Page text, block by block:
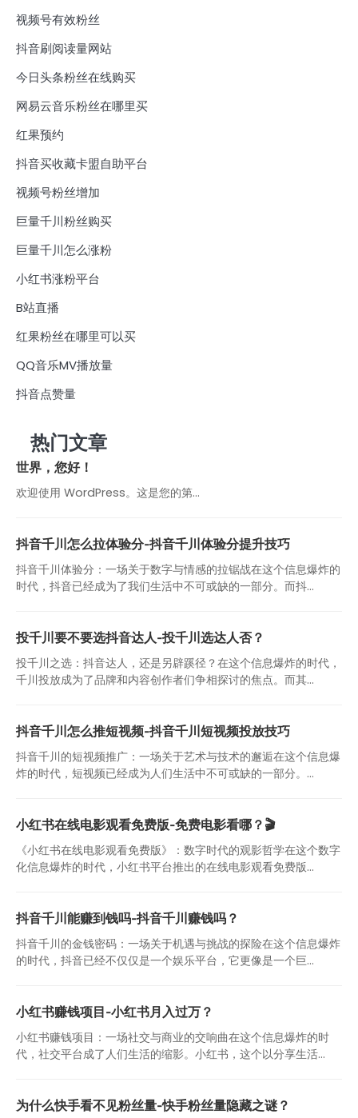
视频号有效粉丝
抖音刷阅读量网站
今日头条粉丝在线购买
网易云音乐粉丝在哪里买
红果预约
抖音买收藏卡盟自助平台
视频号粉丝增加
巨量千川粉丝购买
巨量千川怎么涨粉
小红书涨粉平台
B站直播
红果粉丝在哪里可以买
QQ音乐MV播放量
抖音点赞量
热门文章
世界，您好！
欢迎使用 WordPress。这是您的第…
抖音千川怎么拉体验分-抖音千川体验分提升技巧
抖音千川体验分：一场关于数字与情感的拉锯战在这个信息爆炸的
时代，抖音已经成为了我们生活中不可或缺的一部分。而抖...
投千川要不要选抖音达人-投千川选达人否？
投千川之选：抖音达人，还是另辟蹊径？在这个信息爆炸的时代，
千川投放成为了品牌和内容创作者们争相探讨的焦点。而其...
抖音千川怎么推短视频-抖音千川短视频投放技巧
抖音千川的短视频推广：一场关于艺术与技术的邂逅在这个信息爆
炸的时代，短视频已经成为人们生活中不可或缺的一部分。...
小红书在线电影观看免费版-免费电影看哪？🎬
《小红书在线电影观看免费版》：数字时代的观影哲学在这个数字
化信息爆炸的时代，小红书平台推出的在线电影观看免费版...
抖音千川能赚到钱吗-抖音千川赚钱吗？
抖音千川的金钱密码：一场关于机遇与挑战的探险在这个信息爆炸
的时代，抖音已经不仅仅是一个娱乐平台，它更像是一个巨...
小红书赚钱项目-小红书月入过万？
小红书赚钱项目：一场社交与商业的交响曲在这个信息爆炸的时
代，社交平台成了人们生活的缩影。小红书，这个以分享生活...
为什么快手看不见粉丝量-快手粉丝量隐藏之谜？